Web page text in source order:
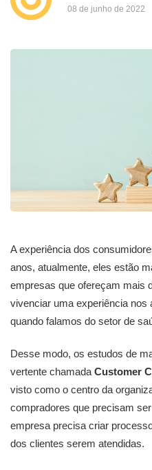
08 de junho de 2022
A experiência dos
anos, atualmente, eles estão
empresas que ofereçam mais
vivenciar uma experiência nos
quando falamos do setor de
Desse modo, os estudos de
vertente chamadaCustomer
visto como o centro da
compradores que precisam
empresa precisa criar
dos clientes serem atendidas.